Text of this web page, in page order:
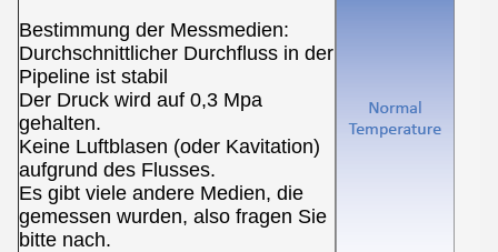
Bestimmung der Messmedien:
Durchschnittlicher Durchfluss in der
Pipeline ist stabil
Der Druck wird auf 0,3 Mpa
gehalten.
Keine Luftblasen (oder Kavitation)
aufgrund des Flusses.
Es gibt viele andere Medien, die
gemessen wurden, also fragen Sie
bitte nach.